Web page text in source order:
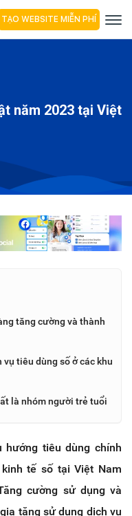
TẠO WEBSITE MIỄN PHÍ
năm 2023 tại Việt
tăng cường và thành
tiêu dùng số ở các khu
là nhóm người trẻ tuổi
hướng tiêu dùng chính
tế số tại Việt Nam
cường sử dụng và
tăng sử dụng dịch vụ